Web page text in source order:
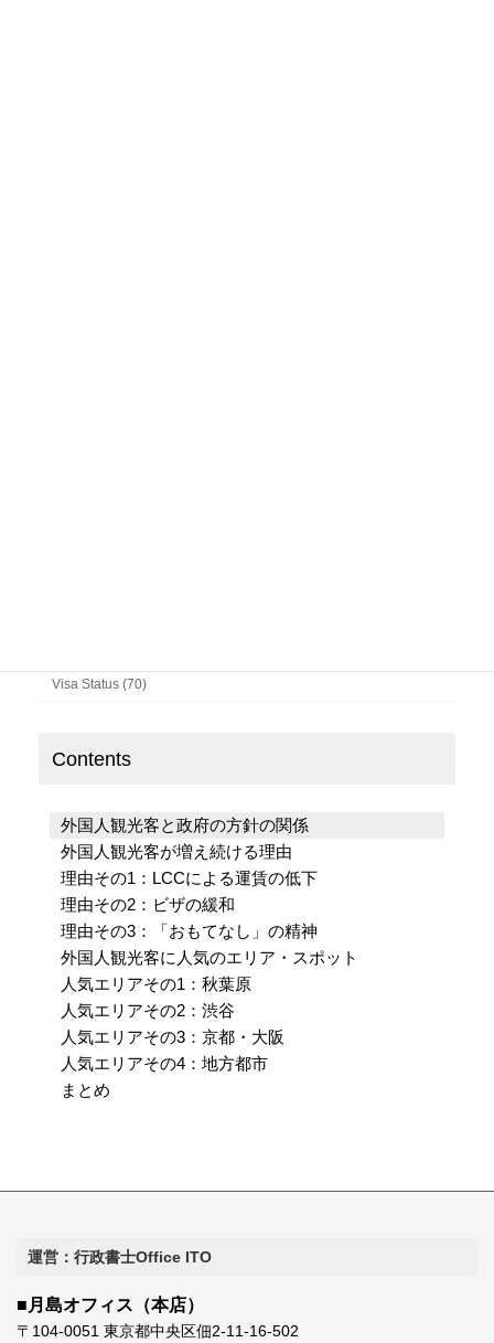
Visa Status (70)
Contents
外国人観光客と政府の方針の関係
外国人観光客が増え続ける理由
理由その1：LCCによる運賃の低下
理由その2：ビザの緩和
理由その3：「おもてなし」の精神
外国人観光客に人気のエリア・スポット
人気エリアその1：秋葉原
人気エリアその2：渋谷
人気エリアその3：京都・大阪
人気エリアその4：地方都市
まとめ
運営：行政書士Office ITO
■月島オフィス（本店）
〒104-0051 東京都中央区佃2-11-16-502